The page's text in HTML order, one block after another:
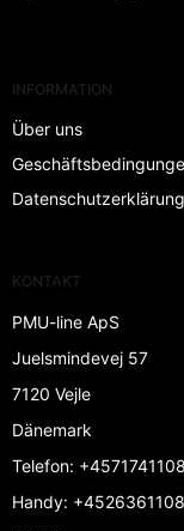
INFORMATION
Über uns
Datenschutzerklärung
KONTAKT
PMU-line ApS
Juelsmindevej 57
7120 Vejle
Dänemark
Telefon: +4571741108
Handy: +4526361108